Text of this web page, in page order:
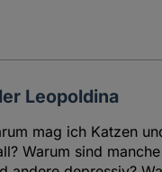
Leopoldina
mag ich Katzen
Warum sind